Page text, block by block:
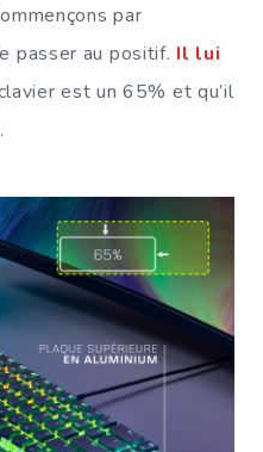
par
passer au positif. Il lui
est un 65% et qu’il